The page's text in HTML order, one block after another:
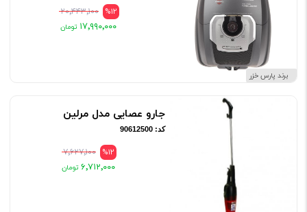
برند پارس خزر
%12 ۲۰٬۴۴۳٬۱۰۰
۱۷٬۹۹۰٬۰۰۰
جارو عصایی مدل مرلین
کد: 90612500
%12 ۷٬۶۲۷٬۱۰۰
۶٬۷۱۲٬۰۰۰